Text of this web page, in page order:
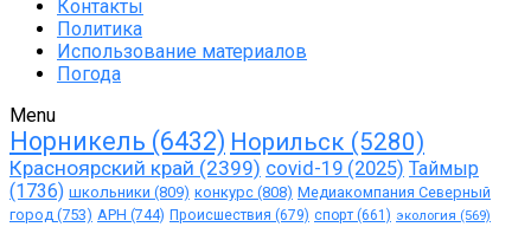
Контакты
Политика
Использование материалов
Погода
Menu
Норникель (6432) Норильск (5280)
Красноярский край (2399) covid-19 (2025) Таймыр
(1736) школьники (809) конкурс (808) Медиакомпания Северный
город (753) АРН (744) Происшествия (679) спорт (661) экология (569)